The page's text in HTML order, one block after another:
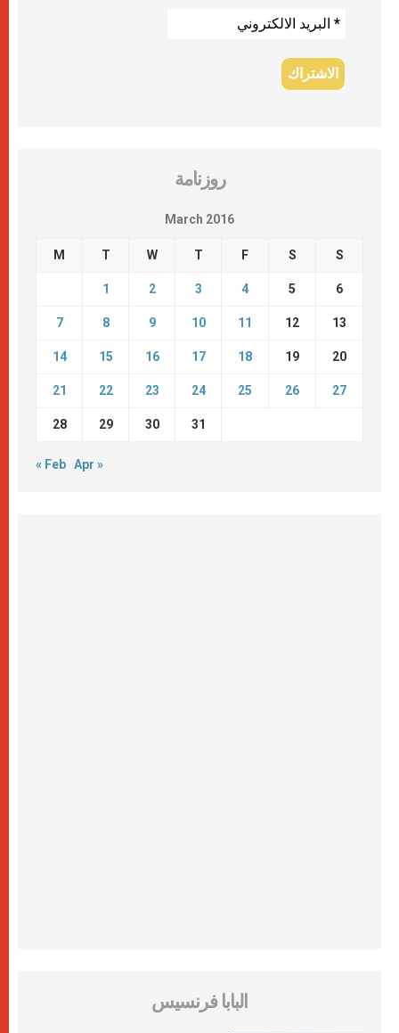
روزنامة
March 2016
M T W T F S S
1 2 3 4 5 6
7 8 9 10 11 12 13
14 15 16 17 18 19 20
21 22 23 24 25 26 27
28 29 30 31
« Feb Apr »
البابا فرنسيس